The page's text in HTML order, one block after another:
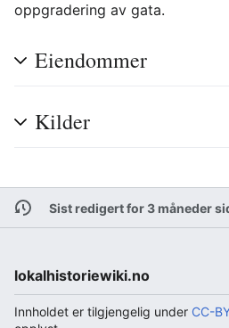
oppgradering av gata.
Eiendommer
Kilder
Sist redigert for 3 måneder
lokalhistoriewiki.no
Innholdet er tilgjengelig under CC-